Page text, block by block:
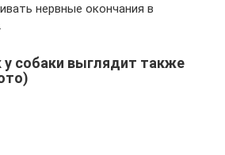
нервные окончания в
собаки выглядит также